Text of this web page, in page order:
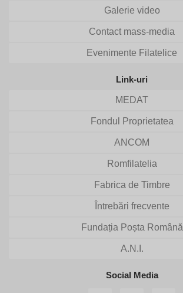
Galerie video
Contact mass-media
Evenimente Filatelice
Link-uri
MEDAT
Fondul Proprietatea
ANCOM
Romfilatelia
Fabrica de Timbre
Întrebări frecvente
Fundația Poșta Română
A.N.I.
Social Media